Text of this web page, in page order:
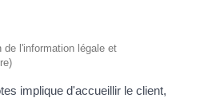
de l'information légale et
implique d'accueillir le client,